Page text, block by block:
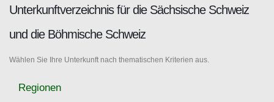
Unterkunftverzeichnis für die Sächsische Schweiz
und die Böhmische Schweiz
Wählen Sie Ihre Unterkunft nach thematischen Kriterien aus.
Regionen